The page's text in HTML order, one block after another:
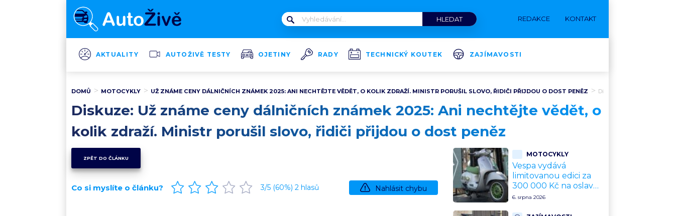
REDAKCE KONTAKT
AKTUALITY AUTOŽIVĚ TESTY OJETINY RADY TECHNICKÝ KOUTEK ZAJÍMAVOSTI
DOMŮ MOTOCYKLY UŽ ZNÁME CENY DÁLNIČNÍCH ZNÁMEK 2025: ANI NECHTĚJTE VĚDĚT, O KOLIK ZDRAŽÍ. MINISTR PORUŠIL SLOVO, ŘIDIČI PŘIJDOU O DOST PENĚZ Diskuze
Diskuze: Už známe ceny dálničních známek 2025: Ani nechtějte vědět, o
kolik zdraží. Ministr porušil slovo, řidiči přijdou o dost peněz
ZPĚT DO ČLÁNKU
Co si myslíte o článku? 3/5 (60%) 2 hlasů Nahlásit chybu
MOTOCYKLY
Vespa vydává
limitovanou edici za
300 000 Kč na oslavu
80 let. Jde o
6. srpna 2026